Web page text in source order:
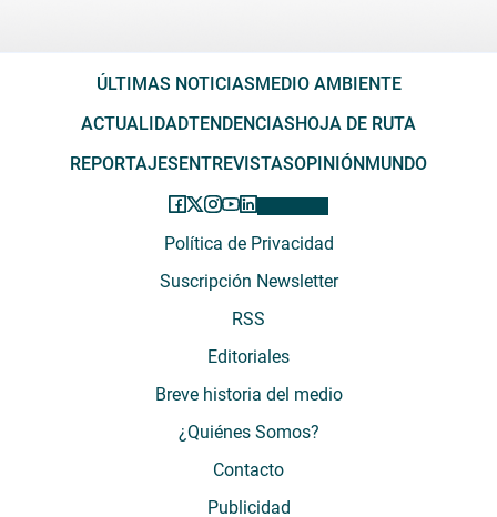
ÚLTIMAS NOTICIASMEDIO AMBIENTE
ACTUALIDADTENDENCIASHOJA DE RUTA
REPORTAJESENTREVISTASOPINIÓNMUNDO
Política de Privacidad
Suscripción Newsletter
RSS
Editoriales
Breve historia del medio
¿Quiénes Somos?
Contacto
Publicidad